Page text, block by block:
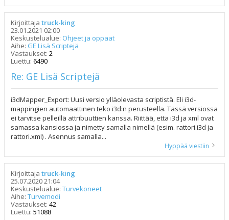
Kirjoittaja truck-king
23.01.2021 02:00
Keskustelualue: Ohjeet ja oppaat
Aihe: GE Lisä Scriptejä
Vastaukset: 2
Luettu: 6490
Re: GE Lisä Scriptejä
i3dMapper_Export: Uusi versio ylläolevasta scriptistä. Eli i3d-
mappingien automaattinen teko i3d:n perusteella. Tässä versiossa
ei tarvitse pelleillä attribuuttien kanssa. Riittää, että i3d ja xml ovat
samassa kansiossa ja nimetty samalla nimellä (esim. rattori.i3d ja
rattori.xml) . Asennus samalla...
Hyppää viestiin
Kirjoittaja truck-king
25.07.2020 21:04
Keskustelualue: Turvekoneet
Aihe: Turvemodi
Vastaukset: 42
Luettu: 51088